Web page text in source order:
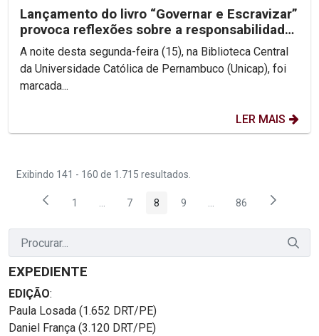
Lançamento do livro “Governar e Escravizar”
provoca reflexões sobre a responsabilidade
histórica...
A noite desta segunda-feira (15), na Biblioteca Central
da Universidade Católica de Pernambuco (Unicap), foi
marcada...
LER MAIS
Exibindo 141 - 160 de 1.715 resultados.
Página
1 ...Páginas intermediárias Usar ABA para navegar.
Página
7 Página
8 Página
9 ...Páginas intermediárias
Página
86
EXPEDIENTE
EDIÇÃO:
Paula Losada (1.652 DRT/PE)
Daniel França (3.120 DRT/PE)